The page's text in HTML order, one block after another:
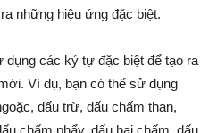
những hiệu ứng đặc biệt.
dụng các ký tự đặc biệt để tạo ra
Ví dụ, bạn có thể sử dụng
dấu trừ, dấu chấm than,
chấm phẩy, dấu hai chấm, dấu